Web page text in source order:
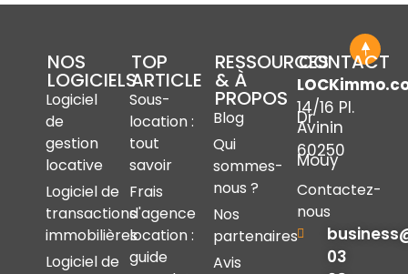
NOS
LOGICIELS
Logiciel
de
gestion
locative
Logiciel de
transactions
immobilières
Logiciel de
TOP
ARTICLE
Sous-
location :
tout
savoir
Frais
d'agence
location :
guide
RESSOURCES
& À
PROPOS
Blog
Qui
sommes-
nous ?
Nos
partenaires
Avis
CONTACT
14/16 Pl.
Dr
Avinin
60250
Mouy
Contactez-
nous
03